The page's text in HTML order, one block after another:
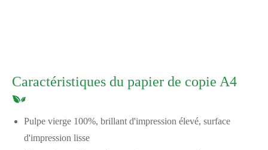
Caractéristiques du papier de copie A4
Pulpe vierge 100%, brillant d'impression élevé, surface
d'impression lisse